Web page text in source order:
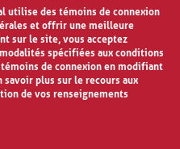
utilise des témoins de connexion
et offrir une meilleure
sur le site, vous acceptez
spécifiées aux conditions
de connexion en modifiant
savoir plus sur le recours aux
de vos renseignements